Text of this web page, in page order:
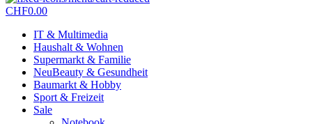
CHF0.00
IT & Multimedia
Haushalt & Wohnen
Supermarkt & Familie
NeuBeauty & Gesundheit
Baumarkt & Hobby
Sport & Freizeit
Sale